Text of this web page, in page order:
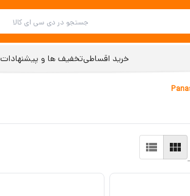
خرید اقساطیتخفیف ها و پیشنهادات